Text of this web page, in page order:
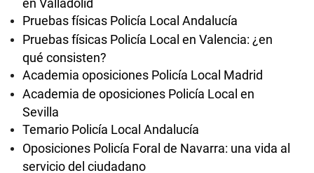
Pruebas físicas Policía Local Andalucía
Pruebas físicas Policía Local en Valencia: ¿en
qué consisten?
Academia oposiciones Policía Local Madrid
Academia de oposiciones Policía Local en
Sevilla
Temario Policía Local Andalucía
Oposiciones Policía Foral de Navarra: una vida al
servicio del ciudadano